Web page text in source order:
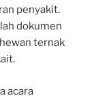
penyakit.
dokumen
ternak
acara